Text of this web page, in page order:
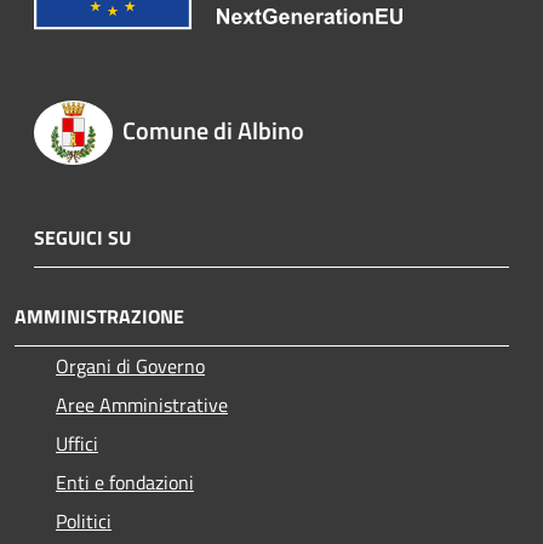
Comune di Albino
SEGUICI SU
AMMINISTRAZIONE
Organi di Governo
Aree Amministrative
Uffici
Enti e fondazioni
Politici